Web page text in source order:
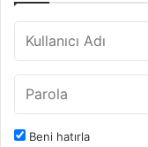
Beni hatırla